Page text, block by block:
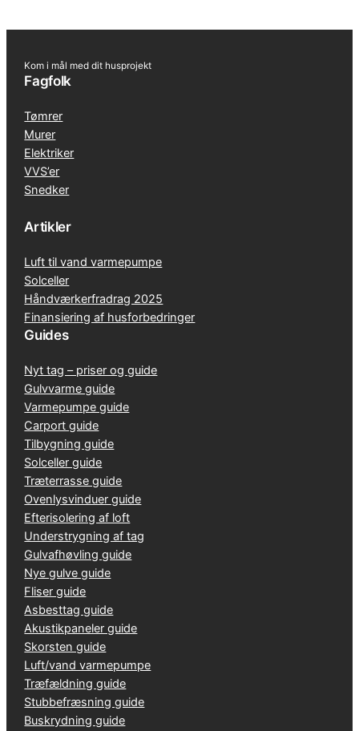
Kom i mål med dit husprojekt
Fagfolk
Tømrer
Murer
Elektriker
VVS’er
Snedker
Artikler
Luft til vand varmepumpe
Solceller
Håndværkerfradrag 2025
Finansiering af husforbedringer
Guides
Nyt tag – priser og guide
Gulvvarme guide
Varmepumpe guide
Carport guide
Tilbygning guide
Solceller guide
Træterrasse guide
Ovenlysvinduer guide
Efterisolering af loft
Understrygning af tag
Gulvafhøvling guide
Nye gulve guide
Fliser guide
Asbesttag guide
Akustikpaneler guide
Skorsten guide
Luft/vand varmepumpe
Træfældning guide
Stubbefræsning guide
Buskrydning guide